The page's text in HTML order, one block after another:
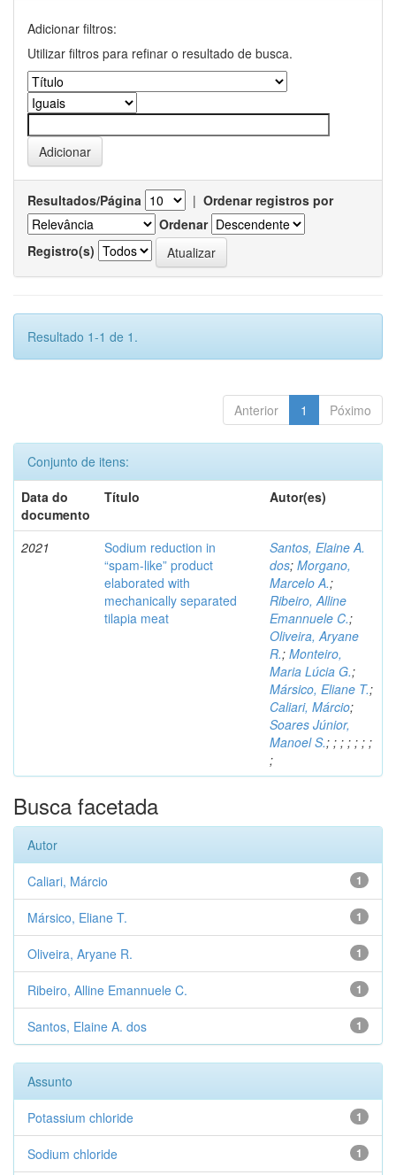
Adicionar filtros:
Utilizar filtros para refinar o resultado de busca.
Resultados/Página | Ordenar registros por
Ordenar
Registro(s)
Resultado 1-1 de 1.
Anterior 1 Póximo
Conjunto de itens:
Data do
documento
Título Autor(es)
2021
Sodium reduction in
“spam-like” product
elaborated with
mechanically separated
tilapia meat
Santos, Elaine A.
dos; Morgano,
Marcelo A.;
Ribeiro, Alline
Emannuele C.;
Oliveira, Aryane
R.; Monteiro,
Maria Lúcia G.;
Mársico, Eliane T.;
Caliari, Márcio;
Soares Júnior,
Manoel S.; ; ; ; ; ; ;
;
Busca facetada
Autor
1
Caliari, Márcio
1
Mársico, Eliane T.
1
Oliveira, Aryane R.
1
Ribeiro, Alline Emannuele C.
1
Santos, Elaine A. dos
Assunto
1
Potassium chloride
1
Sodium chloride